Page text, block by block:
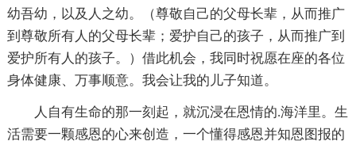
幼吾幼，以及人之幼。（尊敬自己的父母长辈，从而推广
到尊敬所有人的父母长辈；爱护自己的孩子，从而推广到
爱护所有人的孩子。）借此机会，我同时祝愿在座的各位
身体健康、万事顺意。我会让我的儿子知道。
人自有生命的那一刻起，就沉浸在恩情的.海洋里。生
活需要一颗感恩的心来创造，一个懂得感恩并知恩图报的